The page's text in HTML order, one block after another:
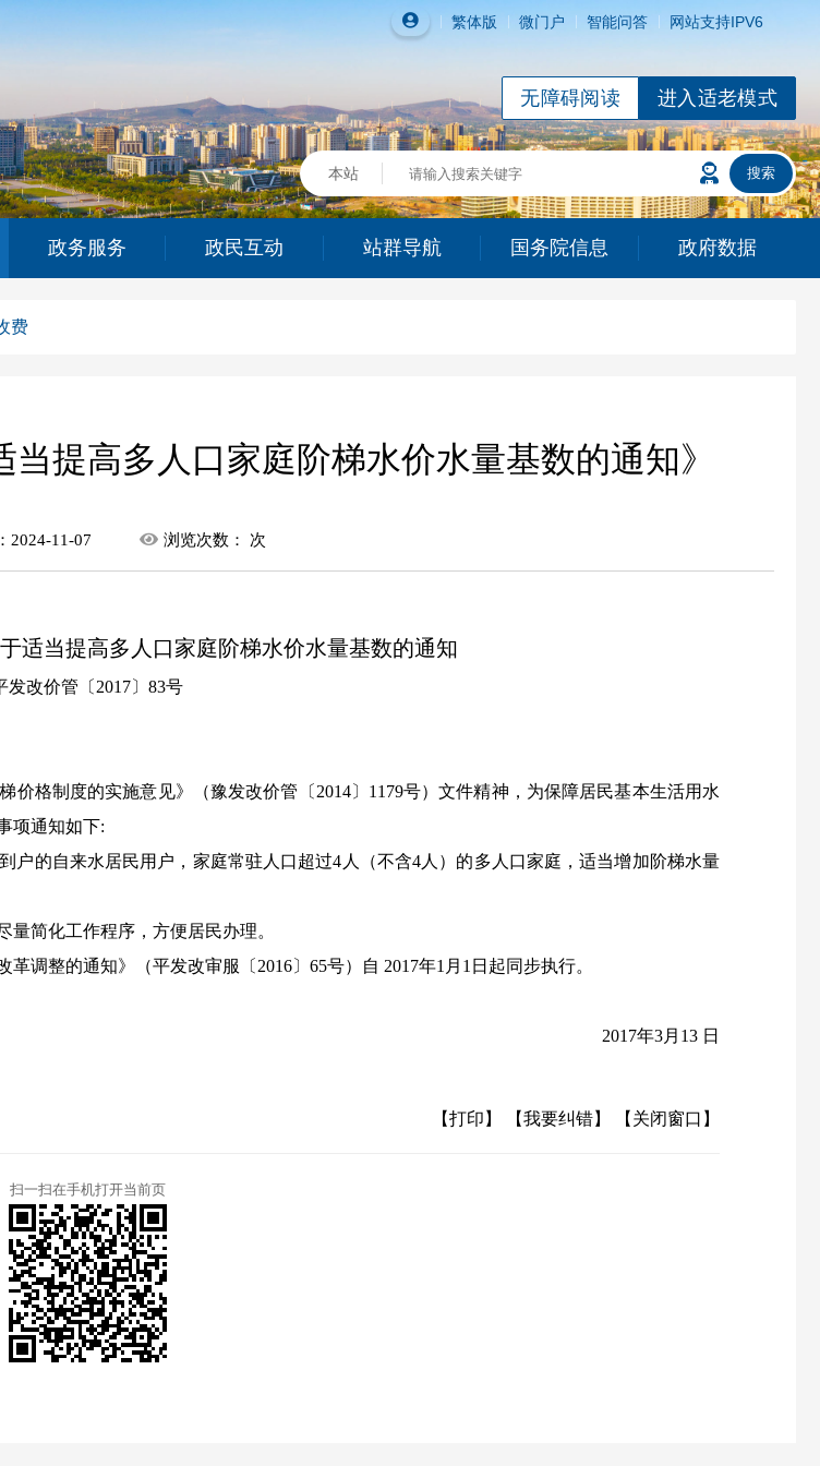
繁体版 微门户 智能问答 网站支持IPV6
进入适老模式
无障碍阅读
政务服务 政民互动 站群导航 国务院信息 政府数据
费
提高多人口家庭阶梯水价水量基数的通知》
2024-11-07 浏览次数： 次
适当提高多人口家庭阶梯水价水量基数的通知
发改价管〔2017〕83号
价格制度的实施意见》（豫发改价管〔 2014〕 1179号）文件精神，为保障居民基本生活用水
项通知如下:
户的自来水居民用户，家庭常驻人口超过4人（不含4人 ） 的多人口家庭，适当增加阶梯水量
简化工作程序，方便居民办理。
革调整的通知》（平发改审服 〔 2016〕 65号） 自 2017年1 月 1 日起同步执行。
2017年3月 13 日
【打印】 【我要纠错】 【关闭窗口】
扫一扫在手机打开当前页